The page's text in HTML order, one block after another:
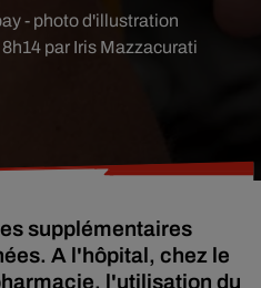
par Iris Mazzacurati
- photo d'illustration
supplémentaires
A l'hôpital, chez le
l'utilisation du